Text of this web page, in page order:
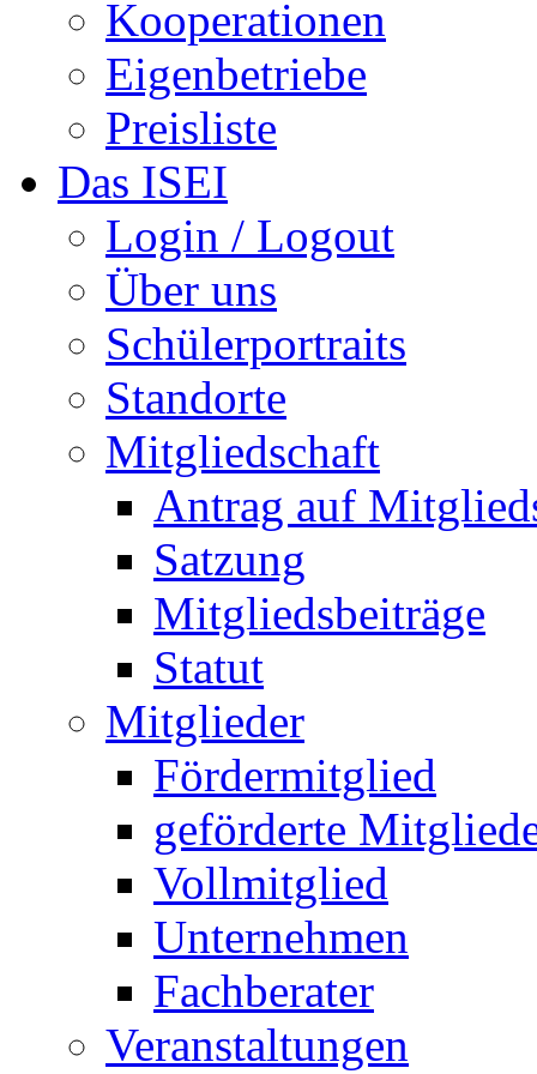
Kooperationen
Eigenbetriebe
Preisliste
Das ISEI
Login / Logout
Über uns
Schülerportraits
Standorte
Mitgliedschaft
Antrag auf
Satzung
Mitgliedsbeiträge
Statut
Mitglieder
Fördermitglied
geförderte
Vollmitglied
Unternehmen
Fachberater
Veranstaltungen